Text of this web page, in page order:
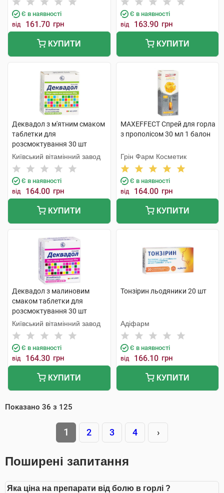
Є в наявності
від 161.70 грн
КУПИТИ
Є в наявності
від 163.90 грн
КУПИТИ
Деквадол з м'ятним смаком
таблетки для
розсмоктування 30 шт
Київський вітамінний завод
Є в наявності
від 164.00 грн
КУПИТИ
MAXEFFECT Спрей для горла
з прополісом 30 мл 1 балон
Грін Фарм Косметик
Є в наявності
від 164.00 грн
КУПИТИ
Деквадол з малиновим
смаком таблетки для
розсмоктування 30 шт
Київський вітамінний завод
Є в наявності
від 164.30 грн
КУПИТИ
Тонзірин льодяники 20 шт
Адіфарм
Є в наявності
від 166.10 грн
КУПИТИ
Показано 36 з 125
1 2 3 4 ›
Поширені запитання
Яка ціна на препарати від болю в горлі ?